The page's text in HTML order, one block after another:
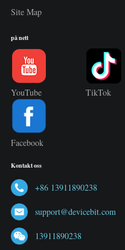
Site Map
på nett
YouTube TikTok
Facebook
Kontakt oss
+86 13911890238
support@devicebit.com
13911890238